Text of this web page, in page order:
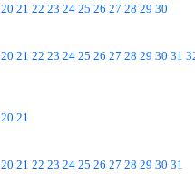
20 21 22 23 24 25 26 27 28 29 30
20 21 22 23 24 25 26 27 28 29 30 31
20 21
20 21 22 23 24 25 26 27 28 29 30 31